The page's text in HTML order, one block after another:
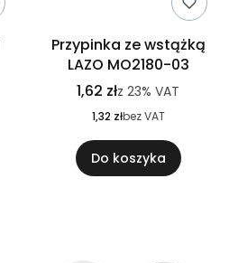
Przypinka ze wstążką
LAZO MO2180-03
1,62 złz 23% VAT
1,32 złbez VAT
Do koszyka